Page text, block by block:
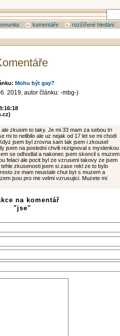
komentáře rozšířené hledání
Mohu být gay?
2019, autor článku: -mbg-)
zkusim to taky. Je mi 33 mam za sebou tri
mi to nelibilo ale uz nejak od 17 let se mi chodi
jsem byl zrovna sam tak jsem i zkousel
jsem na posledni chvili rezignoval s myslenkou
se odhodlal a nakonec jsem skoncil s muzem
felaci ale pocit byl ze vzruseni takovy ze jsem
zkusenosti jsem si zase rekl ze to bylo
ze mam neustale chut byt s muzem a
jsou pro me velmi vzrusujici. Muzete mi
na komentář
"jse"